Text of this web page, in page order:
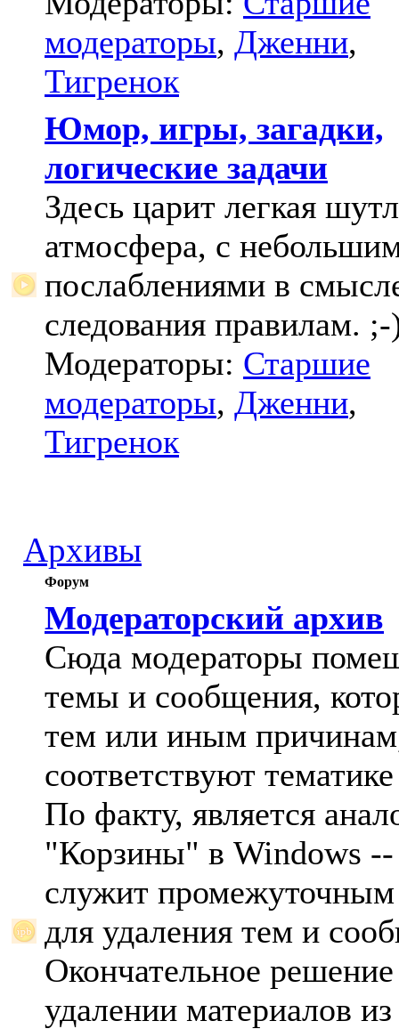
модераторы, Дженни,
Тигренок
Юмор, игры, загадки,
логические задачи
Здесь царит легкая
атмосфера, с
послаблениями в
следования правилам.
Модераторы: Старшие
модераторы, Дженни,
Тигренок
Архивы
Форум
Модераторский архив
Сюда модераторы
темы и сообщения,
тем или иным
соответствуют
По факту, является
"Корзины" в Windows --
служит промежуточным
для удаления тем и
Окончательное
удалении материалов из